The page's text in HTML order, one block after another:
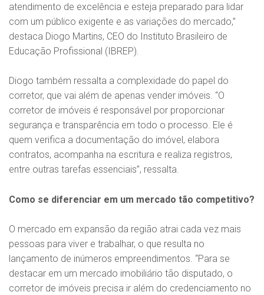
atendimento de excelência e esteja preparado para lidar
com um público exigente e as variações do mercado,”
destaca Diogo Martins, CEO do Instituto Brasileiro de
Educação Profissional (IBREP).
Diogo também ressalta a complexidade do papel do
corretor, que vai além de apenas vender imóveis. “O
corretor de imóveis é responsável por proporcionar
segurança e transparência em todo o processo. Ele é
quem verifica a documentação do imóvel, elabora
contratos, acompanha na escritura e realiza registros,
entre outras tarefas essenciais”, ressalta.
Como se diferenciar em um mercado tão competitivo?
O mercado em expansão da região atrai cada vez mais
pessoas para viver e trabalhar, o que resulta no
lançamento de inúmeros empreendimentos. “Para se
destacar em um mercado imobiliário tão disputado, o
corretor de imóveis precisa ir além do credenciamento no